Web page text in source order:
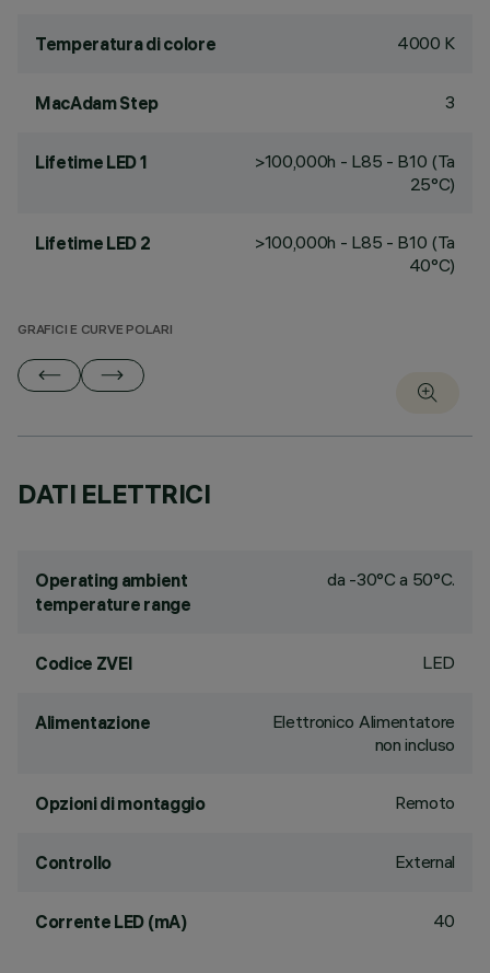
Temperatura di colore 4000 K
MacAdam Step 3
Lifetime LED 1
>100,000h - L85 - B10 (Ta
25°C)
Lifetime LED 2
>100,000h - L85 - B10 (Ta
40°C)
GRAFICI E CURVE POLARI
DATI ELETTRICI
Operating ambient
temperature range
da -30°C a 50°C.
Codice ZVEI LED
Alimentazione
Elettronico Alimentatore
non incluso
Opzioni di montaggio Remoto
Controllo External
Corrente LED (mA) 40